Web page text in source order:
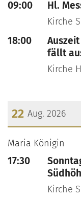
09:00 Hl.
Kirche
18:00
fällt
Kirche
22 Aug. 2026
Maria Königin
17:30
Kirche